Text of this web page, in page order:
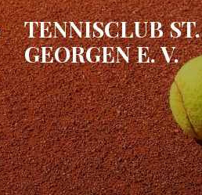
TENNISCLUB ST.
GEORGEN E. V.